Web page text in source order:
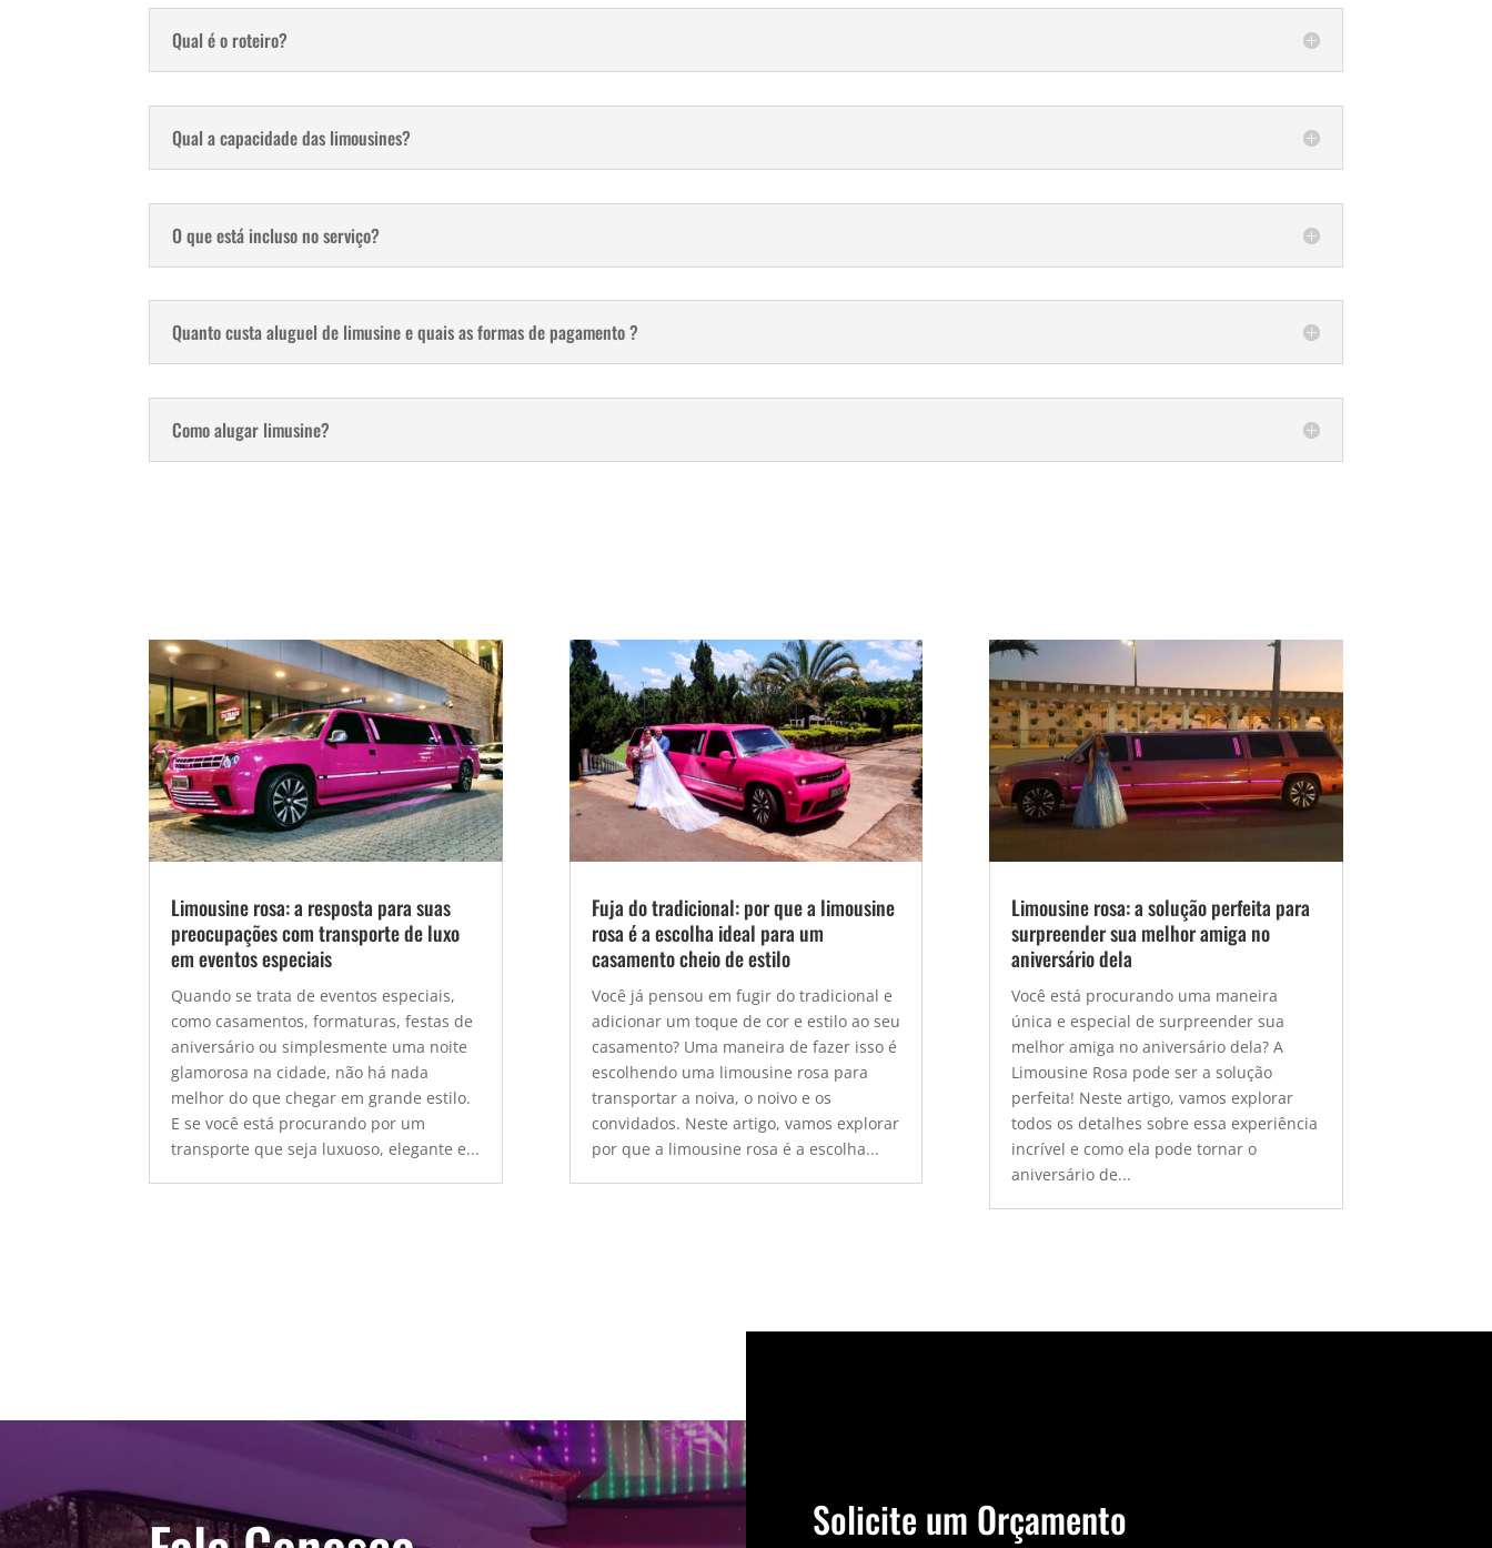
Qual é o roteiro?
Qual a capacidade das limousines?
O que está incluso no serviço?
Quanto custa aluguel de limusine e quais as formas de pagamento ?
Como alugar limusine?
Limousine rosa: a resposta para suas
preocupações com transporte de luxo
em eventos especiais
Quando se trata de eventos especiais,
como casamentos, formaturas, festas de
aniversário ou simplesmente uma noite
glamorosa na cidade, não há nada
melhor do que chegar em grande estilo.
E se você está procurando por um
transporte que seja luxuoso, elegante e...
Fuja do tradicional: por que a limousine
rosa é a escolha ideal para um
casamento cheio de estilo
Você já pensou em fugir do tradicional e
adicionar um toque de cor e estilo ao seu
casamento? Uma maneira de fazer isso é
escolhendo uma limousine rosa para
transportar a noiva, o noivo e os
convidados. Neste artigo, vamos explorar
por que a limousine rosa é a escolha...
Limousine rosa: a solução perfeita para
surpreender sua melhor amiga no
aniversário dela
Você está procurando uma maneira
única e especial de surpreender sua
melhor amiga no aniversário dela? A
Limousine Rosa pode ser a solução
perfeita! Neste artigo, vamos explorar
todos os detalhes sobre essa experiência
incrível e como ela pode tornar o
aniversário de...
Solicite um Orçamento